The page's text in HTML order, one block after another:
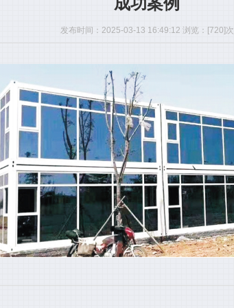
发布时间：2025-03-13 16:49:12 浏览：[720]次